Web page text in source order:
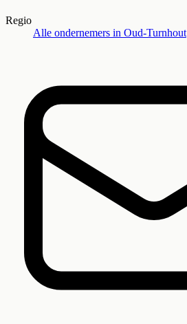
Regio
Alle ondernemers in Oud-Turnhout